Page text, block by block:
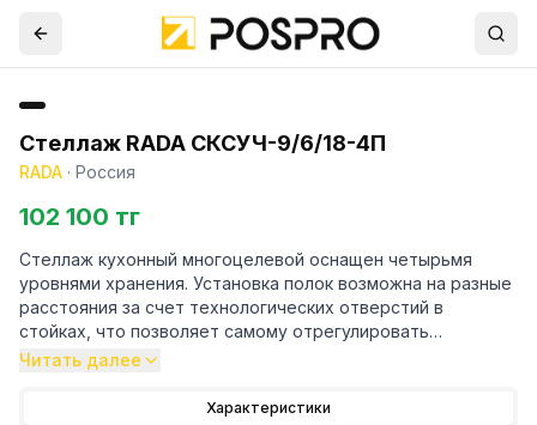
Стеллаж RADA СКСУЧ-9/6/18-4П
RADA · Россия
102 100 тг
Стеллаж кухонный многоцелевой оснащен четырьмя
уровнями хранения. Установка полок возможна на разные
расстояния за счет технологических отверстий в
стойках, что позволяет самому отрегулировать
расстояние между полками. Стойки выполнены в форме
мм. Материал стоек и полок - нержавеющая сталь AISI
Читать далее
Характеристики